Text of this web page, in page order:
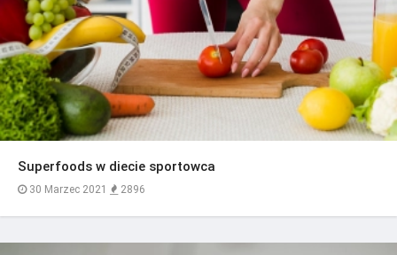
Superfoods w diecie sportowca
30 Marzec 2021 2896